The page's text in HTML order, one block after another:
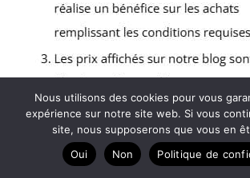
Copyright © 2026 C'est du gâteau ! -
Nous utilisons des cookies pour vous
expérience sur notre site web. Si vous
site, nous supposerons que vous en
Oui
Non Politique de